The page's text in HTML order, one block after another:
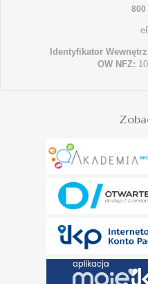
800
Identyfikator
OW NFZ: